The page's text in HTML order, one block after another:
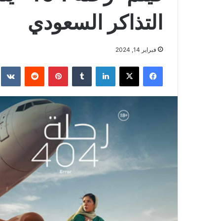
التذاكر السعودي
فبراير 14, 2024
فيسبوك ‫X لينكدإن بينتيريست